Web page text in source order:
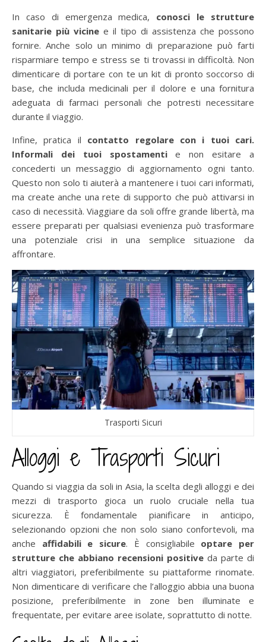
In caso di emergenza medica, conosci le strutture
sanitarie più vicine e il tipo di assistenza che possono
fornire. Anche solo un minimo di preparazione può farti
risparmiare tempo e stress se ti trovassi in difficoltà. Non
dimenticare di portare con te un kit di pronto soccorso di
base, che includa medicinali per il dolore e una fornitura
adeguata di farmaci personali che potresti necessitare
durante il viaggio.
Infine, pratica il contatto regolare con i tuoi cari.
Informali dei tuoi spostamentie non esitare a
concederti un messaggio di aggiornamento ogni tanto.
Questo non solo ti aiuterà a mantenere i tuoi cari informati,
ma create anche una rete di supporto che può attivarsi in
caso di necessità. Viaggiare da soli offre grande libertà, ma
essere preparati per qualsiasi evenienza può trasformare
una potenziale crisi in una semplice situazione da
affrontare.
Trasporti Sicuri
Alloggi e Trasporti Sicuri
Quando si viaggia da soli in Asia, la scelta degli alloggi e dei
mezzi di trasporto gioca un ruolo cruciale nella tua
sicurezza. È fondamentale pianificare in anticipo,
selezionando opzioni che non solo siano confortevoli, ma
anche affidabili e sicure. È consigliabile optare per
strutture che abbiano recensioni positive da parte di
altri viaggiatori, preferibilmente su piattaforme rinomate.
Non dimenticare di verificare che l’alloggio abbia una buona
posizione, preferibilmente in zone ben illuminate e
frequentate, per evitare aree isolate, soprattutto di notte.